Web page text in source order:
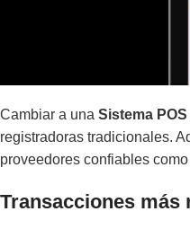
Cambiar a una Sistema
registradoras tradicionales.
proveedores confiables
Transacciones más